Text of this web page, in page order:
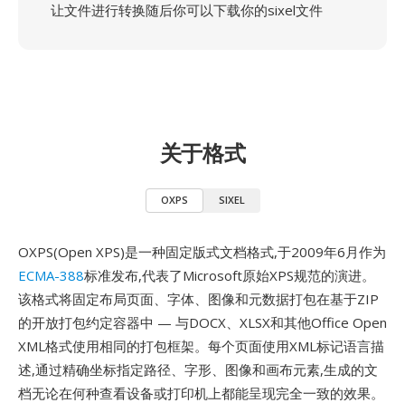
让文件进行转换随后你可以下载你的sixel文件
关于格式
OXPS SIXEL
OXPS(Open XPS)是一种固定版式文档格式,于2009年6月作为
ECMA-388标准发布,代表了Microsoft原始XPS规范的演进。
该格式将固定布局页面、字体、图像和元数据打包在基于ZIP
的开放打包约定容器中 — 与DOCX、XLSX和其他Office Open
XML格式使用相同的打包框架。每个页面使用XML标记语言描
述,通过精确坐标指定路径、字形、图像和画布元素,生成的文
档无论在何种查看设备或打印机上都能呈现完全一致的效果。